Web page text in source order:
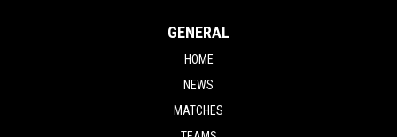
GENERAL
HOME
NEWS
MATCHES